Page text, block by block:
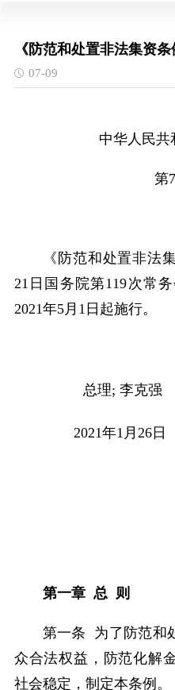
《防范和处置非法集资条
07-09
中华人民共
第
《防范和处置非法
21日国务院第119次常
2021年5月1日起施行。
总理; 李克强
2021年1 月26 日
第一章 总 则
第一条 为了防范和
众合法权益，防范化解
社会稳定，制定本条例。